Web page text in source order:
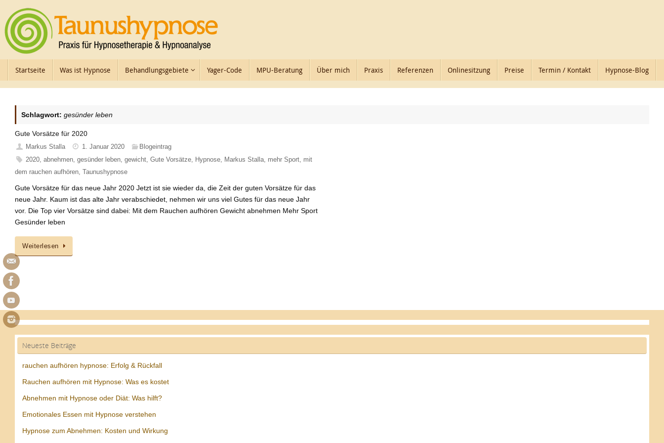
Inhalt
springen
InhaltStartseite Was ist Hypnose Behandlungsgebiete Yager-Code MPU-Beratung Über mich Praxis Referenzen Onlinesitzung Preise Termin / Kontakt Hypnose-Blog
Schlagwort: gesünder leben
Gute Vorsätze für 2020
Markus Stalla 1. Januar 2020
Blogeintrag
2020,abnehmen,gesünder leben,gewicht,Gute Vorsätze, Hypnose, Markus Stalla, mehr Sport, mit
dem rauchen aufhören, Taunushypnose
Gute Vorsätze für das neue Jahr 2020 Jetzt ist sie wieder da, die Zeit der guten Vorsätze für das
neue Jahr. Kaum ist das alte Jahr verabschiedet, nehmen wir uns viel Gutes für das neue Jahr
vor. Die Top vier Vorsätze sind dabei: Mit dem Rauchen aufhören Gewicht abnehmen Mehr Sport
Gesünder leben
Weiterlesen
Neueste Beiträge
rauchen aufhören hypnose: Erfolg & Rückfall
Rauchen aufhören mit Hypnose: Was es kostet
Abnehmen mit Hypnose oder Diät: Was hilft?
Emotionales Essen mit Hypnose verstehen
Hypnose zum Abnehmen: Kosten und Wirkung